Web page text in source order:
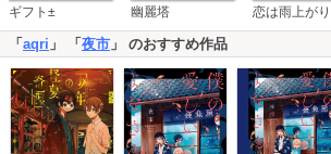
ギフト± 幽麗塔
「 aqri 」 「 夜市 」 のおすすめ作品